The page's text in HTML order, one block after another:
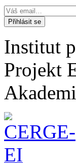
Institut
Projekt